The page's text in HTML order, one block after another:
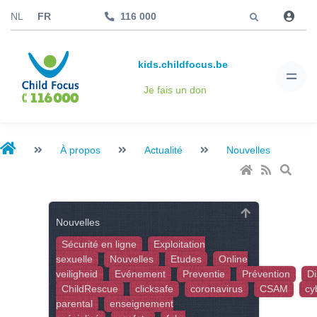
NL FR 116 000
kids.childfocus.be
Je fais un don
À propos Actualité Nouvelles
Nouvelles
Sécurité en ligne
Exploitation
sexuelle
Nouvelles Etudes
Online
veiligheid
Evénement Preventie Prévention
ChildRescue
clicksafe coronavirus CSAM
parental
enseignement